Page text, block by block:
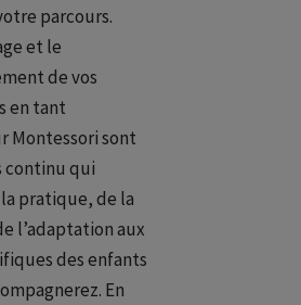
parcours.
et le
de vos
en tant
Montessori sont
continu qui
pratique, de la
l’adaptation aux
des enfants
En